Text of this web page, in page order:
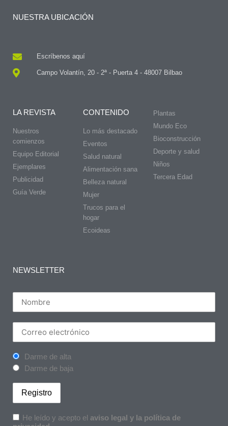
NUESTRA UBICACIÓN
Escríbenos aquí
Campo Volantín, 20 - 2ª - Puerta 4 - 48007 Bilbao
LA REVISTA
Nuestros
comienzos
Equipo Editorial
Ejemplares
Publicidad
Guía Verde
CONTENIDO
Lo más destacado
Eventos
Salud natural
Alimentación sana
Belleza natural
Mujer
Trucos para el
hogar
Ecoideas
Plantas
Mundo Eco
Bioconstrucción
Deporte y salud
Niños
Tercera Edad
NEWSLETTER
Darme de alta
Darme de baja
He leído y acepto el aviso legal y la política de